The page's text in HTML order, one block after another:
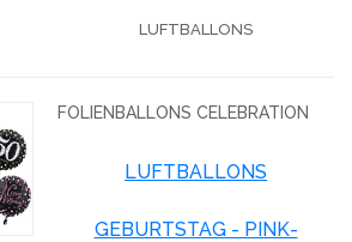
LUFTBALLONS
FOLIENBALLONS CELEBRATION
LUFTBALLONS
GEBURTSTAG - PINK-